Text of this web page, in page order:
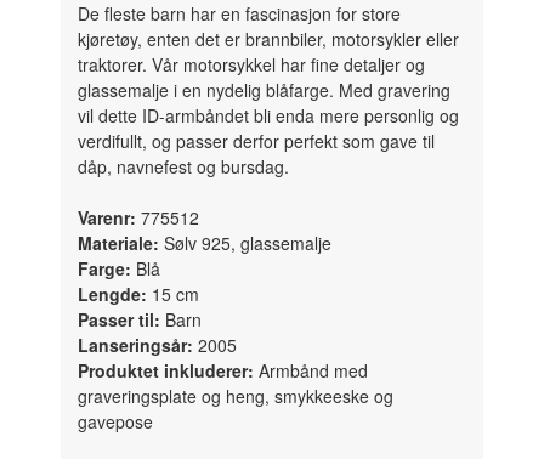
De fleste barn har en fascinasjon for store
kjøretøy, enten det er brannbiler, motorsykler eller
traktorer. Vår motorsykkel har fine detaljer og
glassemalje i en nydelig blåfarge. Med gravering
vil dette ID-armbåndet bli enda mere personlig og
verdifullt, og passer derfor perfekt som gave til
dåp, navnefest og bursdag.
Varenr: 775512
Materiale: Sølv 925, glassemalje
Farge: Blå
Lengde: 15 cm
Passer til: Barn
Lanseringsår: 2005
Produktet inkluderer: Armbånd med
graveringsplate og heng, smykkeeske og
gavepose